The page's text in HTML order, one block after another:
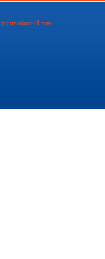
форму обратной связи